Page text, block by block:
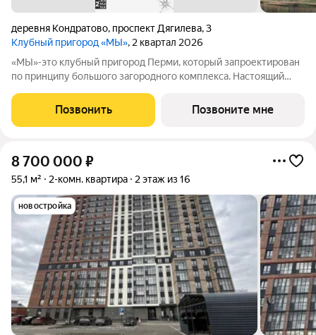
деревня Кондратово, проспект Дягилева,3
Клубный пригород «МЫ», 2 квартал 2026
«МЫ»-это клубный пригород Перми, который запроектирован
по принципу большого загородного комплекса. Настоящий
у озера. На территории помимо парков и велодорожек будут
объекты социальной
Позвонить Позвоните мне
8 700 000 ₽
55,1 м² 2-комн. квартира 2 этаж из 16
новостройка